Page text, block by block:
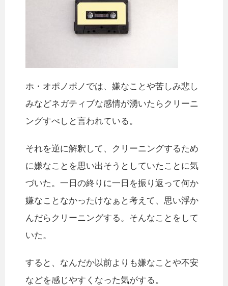
ホ・オポノポノでは、嫌なことや苦しみ悲し
みなどネガティブな感情が湧いたらクリーニ
ングすべしと言われている。
それを逆に解釈して、クリーニングするため
に嫌なことを思い出そうとしていたことに気
づいた。一日の終りに一日を振り返って何か
嫌なことなかったけなぁと考えて、思い浮か
んだらクリーニングする。そんなことをして
いた。
すると、なんだか以前よりも嫌なことや不安
などを感じやすくなった気がする。